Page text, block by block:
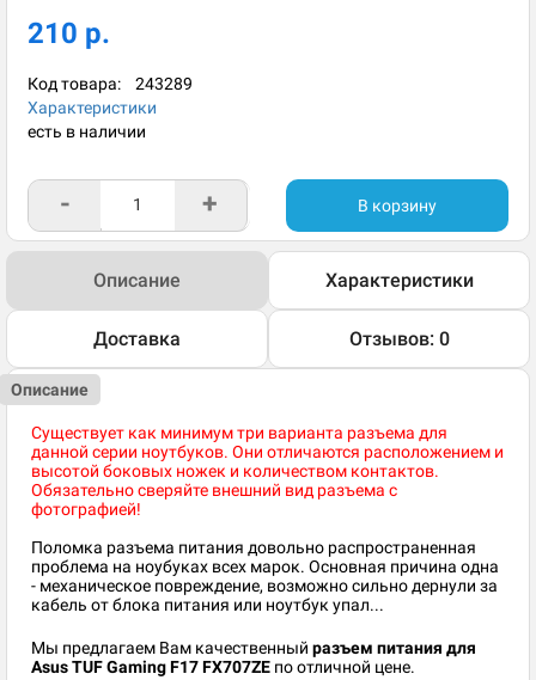
210 р.
Код товара: 243289
Характеристики
есть в наличии
- + В корзину
Описание Характеристики
Доставка Отзывов: 0
Описание
Существует как минимум три варианта разъема для
данной серии ноутбуков. Они отличаются расположением и
высотой боковых ножек и количеством контактов.
Обязательно сверяйте внешний вид разъема с
фотографией!
Поломка разъема питания довольно распространенная
проблема на ноубуках всех марок. Основная причина одна
- механическое повреждение, возможно сильно дернули за
кабель от блока питания или ноутбук упал...
Мы предлагаем Вам качественный разъем питания для
Asus TUF Gaming F17 FX707ZE​ по отличной цене.